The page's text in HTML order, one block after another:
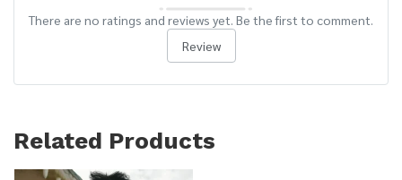
There are no ratings and reviews yet. Be the first to comment.
Review
Related Products